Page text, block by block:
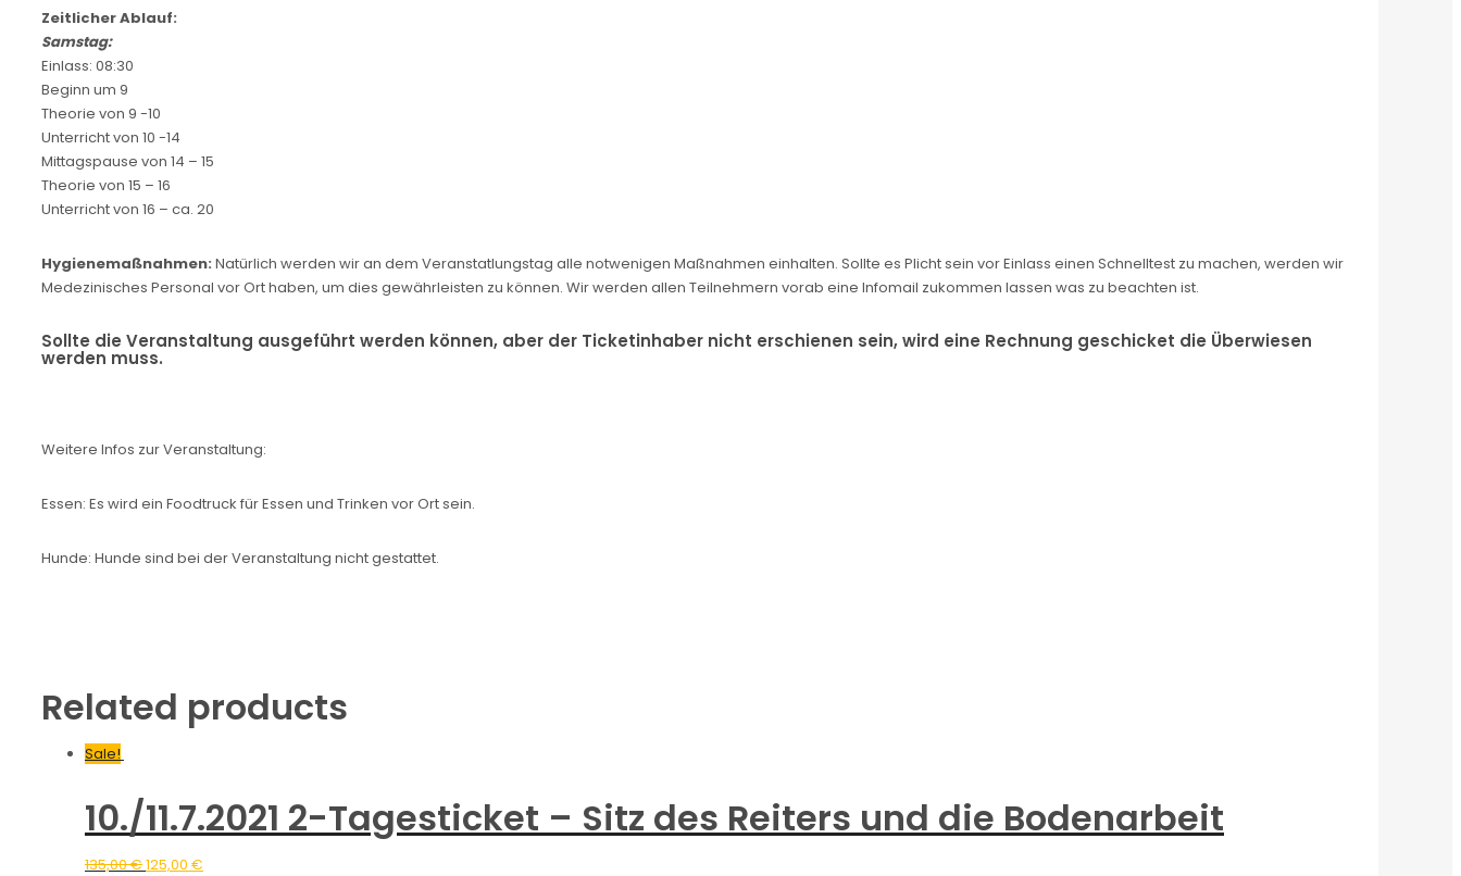
Zeitlicher Ablauf:
Samstag:
Einlass: 08:30
Beginn um 9
Theorie von 9 -10
Unterricht von 10 -14
Mittagspause von 14 – 15
Theorie von 15 – 16
Unterricht von 16 – ca. 20
Hygienemaßnahmen: Natürlich werden wir an dem Veranstatlungstag alle notwenigen Maßnahmen einhalten. Sollte es Plicht sein vor Einlass einen Schnelltest zu machen, werden wir
Medezinisches Personal vor Ort haben, um dies gewährleisten zu können. Wir werden allen Teilnehmern vorab eine Infomail zukommen lassen was zu beachten ist.
Sollte die Veranstaltung ausgeführt werden können, aber der Ticketinhaber nicht erschienen sein, wird eine Rechnung geschicket die Überwiesen
werden muss.
Weitere Infos zur Veranstaltung:
Essen: Es wird ein Foodtruck für Essen und Trinken vor Ort sein.
Hunde: Hunde sind bei der Veranstaltung nicht gestattet.
Related products
Sale!
10./11.7.2021 2-Tagesticket – Sitz des Reiters und die Bodenarbeit
135,00€125,00 €